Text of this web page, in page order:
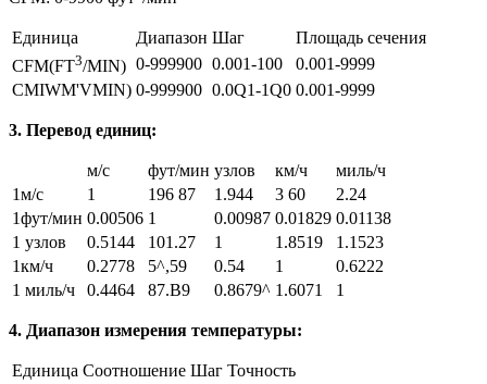
Единица Диапазон Шаг
Площадь сечения
CFM(FT3/MIN) 0-999900 0.001-100
0.001-9999
CMIWM'VMIN) 0-999900 0.0Q1-1Q0 0.001-9999
3. Перевод единиц:
м/с фут/мин узлов км/ч
миль/ч
1м/с
1 196 87 1.944 3 60
2.24
1фут/мин 0.00506 1 0.00987 0.01829 0.01138
1 узлов
0.5144 101.27 1 1.8519
1.1523
1км/ч
0.2778 5^,59 0.54 1
0.6222
1 миль/ч
0.4464 87.B9 0.8679^ 1.6071 1
4. Диапазон измерения температуры:
Единица Соотношение Шаг Точность